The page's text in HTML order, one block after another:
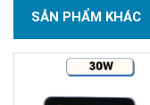
SẢN PHẨM
SẢN PHẨM KHÁC